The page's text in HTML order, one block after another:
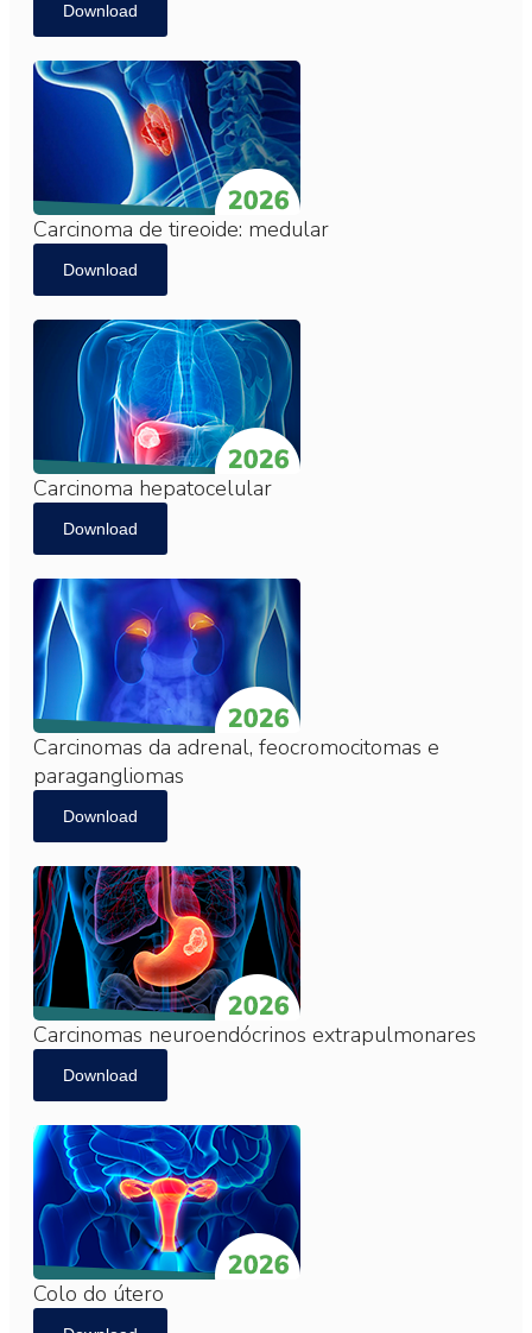
Download
Carcinoma de tireoide: medular
Download
Carcinoma hepatocelular
Download
Carcinomas da adrenal, feocromocitomas e
paragangliomas
Download
Carcinomas neuroendócrinos extrapulmonares
Download
Colo do útero